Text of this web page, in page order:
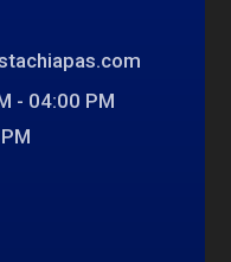
- 04:00 PM